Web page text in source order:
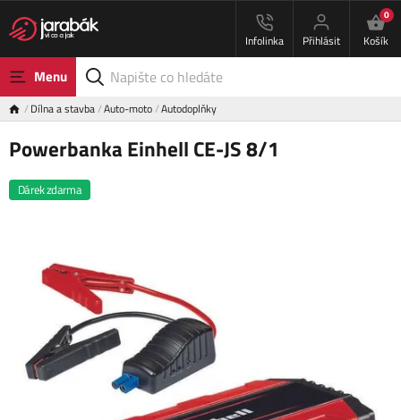
Infolinka Přihlásit
0
Košík
Menu
Dílna a stavba Auto-moto Autodoplňky
Powerbanka Einhell CE-JS 8/1
Dárek zdarma